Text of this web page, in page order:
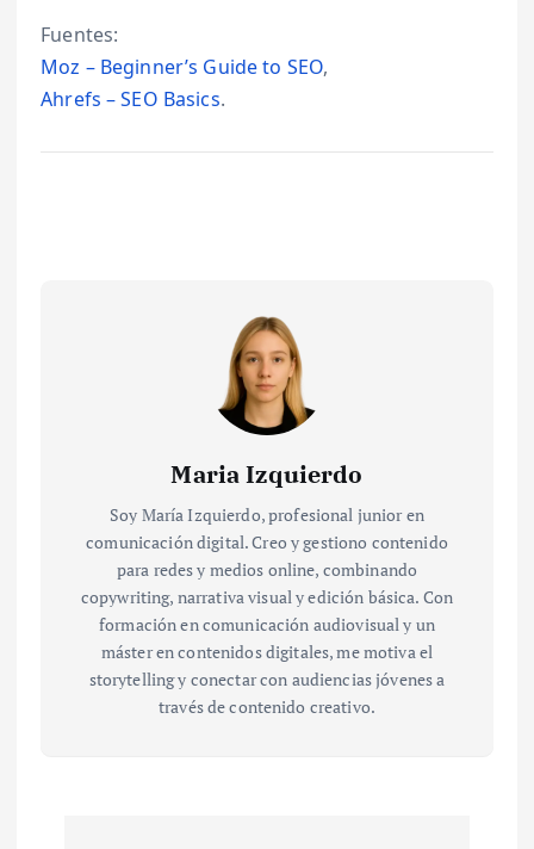
Fuentes:
Moz – Beginner’s Guide to SEO,
Ahrefs – SEO Basics.
Maria Izquierdo
Soy María Izquierdo, profesional junior en
comunicación digital. Creo y gestiono contenido
para redes y medios online, combinando
copywriting, narrativa visual y edición básica. Con
formación en comunicación audiovisual y un
máster en contenidos digitales, me motiva el
storytelling y conectar con audiencias jóvenes a
través de contenido creativo.